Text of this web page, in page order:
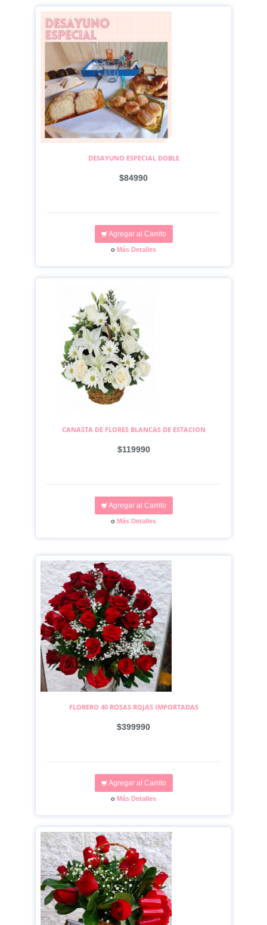
DESAYUNO ESPECIAL DOBLE
$84990
Agregar al Carrito
o Más Detalles
CANASTA DE FLORES BLANCAS DE ESTACION
$119990
Agregar al Carrito
o Más Detalles
FLORERO 40 ROSAS ROJAS IMPORTADAS
$399990
Agregar al Carrito
o Más Detalles